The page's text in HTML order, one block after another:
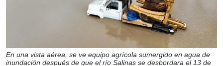
En una vista aérea, se ve equipo agrícola sumergido en agua de
inundación después de que el río Salinas se desbordara el 13 de